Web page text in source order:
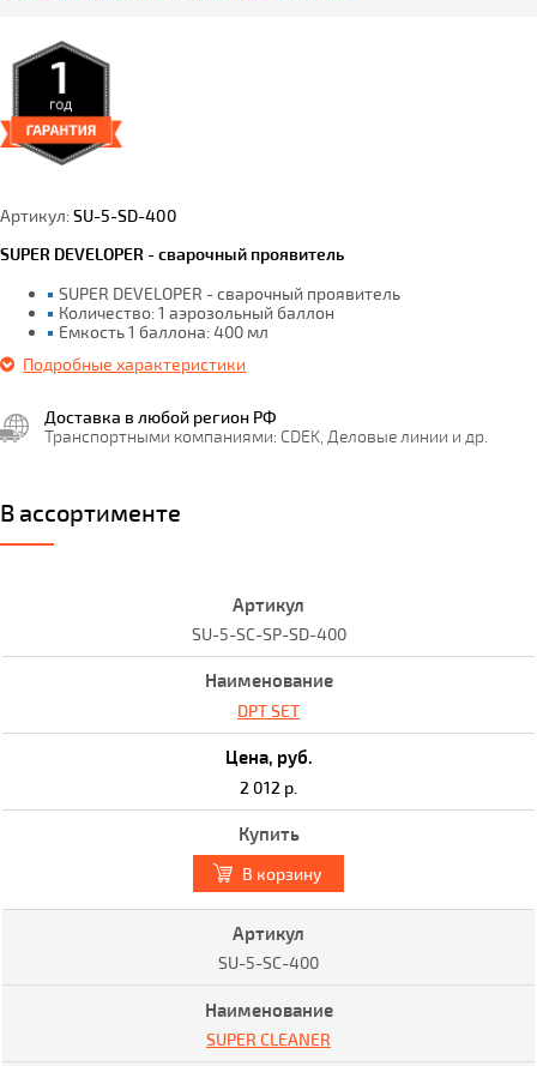
Артикул:SU-5-SD-400
SUPER DEVELOPER - сварочный проявитель
SUPER DEVELOPER - сварочный проявитель
Количество: 1 аэрозольный баллон
Емкость 1 баллона: 400 мл
Подробные характеристики
Доставка в любой регион РФ
Транспортными компаниями: CDEK, Деловые линии и др.
В ассортименте
SU-5-SC-SP-SD-400
DPT SET
2 012 р.
В корзину
SU-5-SC-400
SUPER CLEANER